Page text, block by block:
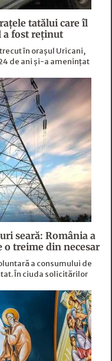
tatălui care îl
a fost reținut
în orașul Uricani,
de ani și-a amenințat
seară: România a
o treime din necesar
a consumului de
În ciuda solicitărilor